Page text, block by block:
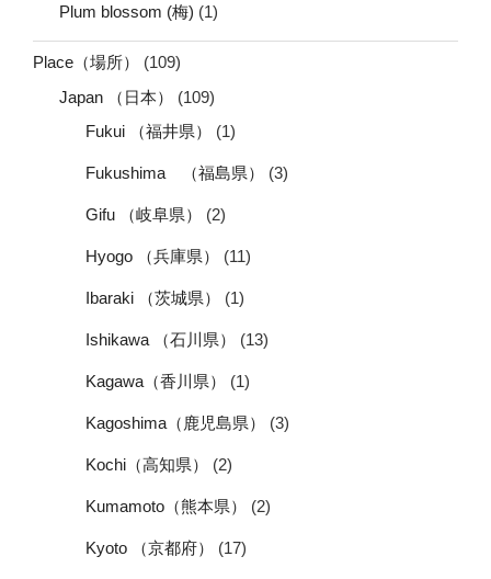
Plum blossom (梅) (1)
Place（場所）
(109)
Japan （日本）
(109)
Fukui （福井県）
(1)
Fukushima （福島県） (3)
Gifu （岐阜県） (2)
Hyogo （兵庫県） (11)
Ibaraki （茨城県） (1)
Ishikawa （石川県） (13)
Kagawa（香川県） (1)
Kagoshima（鹿児島県） (3)
Kochi（高知県） (2)
Kumamoto（熊本県） (2)
Kyoto （京都府） (17)